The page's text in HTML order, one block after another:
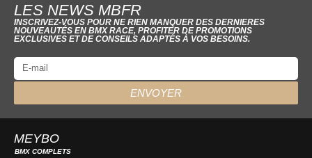
LES NEWS MBFR
INSCRIVEZ-VOUS POUR NE RIEN MANQUER DES DERNIERES
NOUVEAUTÉS EN BMX RACE, PROFITER DE PROMOTIONS
EXCLUSIVES ET DE CONSEILS ADAPTÉS À VOS BESOINS.
ENVOYER
MEYBO
BMX COMPLETS